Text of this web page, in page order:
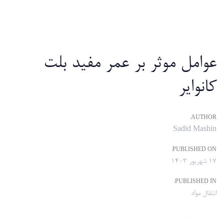
عوامل موثر بر عمر مفید بلت
کانوایر
AUTHOR:
Sadid Mashin
PUBLISHED ON:
17 شهریور 1403
PUBLISHED IN:
انتقال مواد